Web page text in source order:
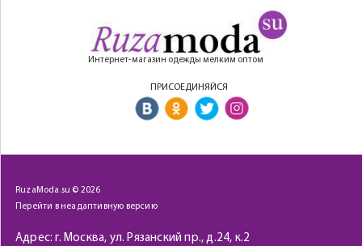
Интернет-магазин одежды мелким оптом
ПРИСОЕДИНЯЙСЯ
RuzaModa.su © 2026
Перейти в неадаптивную версию
Адрес: г. Москва, ул. Рязанский пр., д.24, к.2